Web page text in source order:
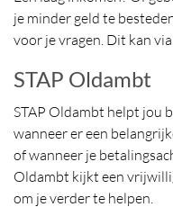
je minder geld te
voor je vragen. Dit kan
STAP Oldambt
STAP Oldambt helpt jou
wanneer er een
of wanneer je
Oldambt kijkt een
om je verder te helpen.